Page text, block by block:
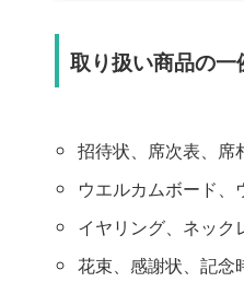
取り扱い商品の一
招待状、席次表、席
ウエルカムボード
イヤリング、ネック
花束、感謝状、記念